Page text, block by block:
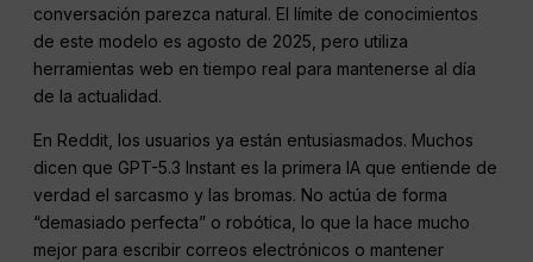
conversación parezca natural. El límite de conocimientos
de este modelo es agosto de 2025, pero utiliza
herramientas web en tiempo real para mantenerse al día
de la actualidad.
En Reddit, los usuarios ya están entusiasmados. Muchos
dicen que GPT-5.3 Instant es la primera IA que entiende de
verdad el sarcasmo y las bromas. No actúa de forma
“demasiado perfecta” o robótica, lo que la hace mucho
mejor para escribir correos electrónicos o mantener